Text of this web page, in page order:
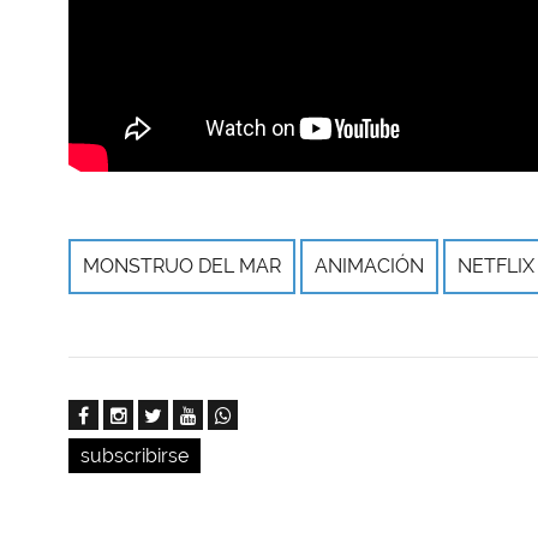
MONSTRUO DEL MAR ANIMACIÓN NETFLIX
subscribirse